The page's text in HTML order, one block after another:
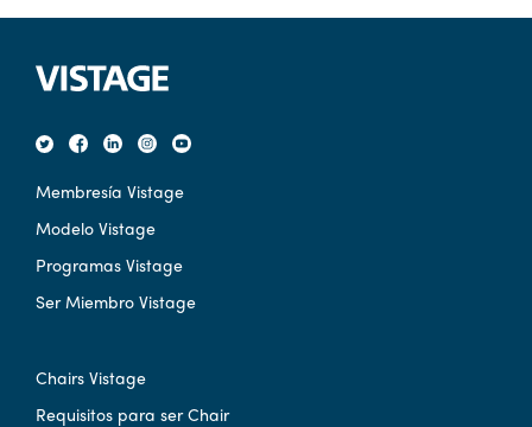
Membresía Vistage
Modelo Vistage
Programas Vistage
Ser Miembro Vistage
Chairs Vistage
Requisitos para ser Chair